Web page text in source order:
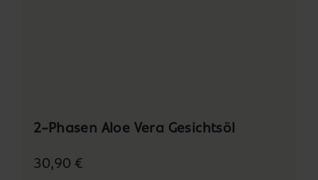
2-Phasen Aloe Vera Gesichtsöl
30,90 €